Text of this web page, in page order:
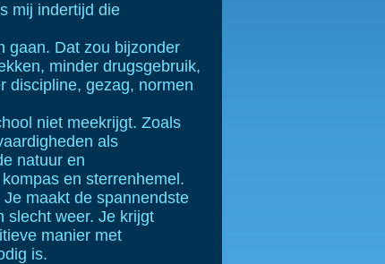
mij indertijd die
gaan. Dat zou bijzonder
minder drugsgebruik,
discipline, gezag, normen
niet meekrijgt. Zoals
als
natuur en
en sterrenhemel.
maakt de spannendste
slecht weer. Je krijgt
manier met
is.